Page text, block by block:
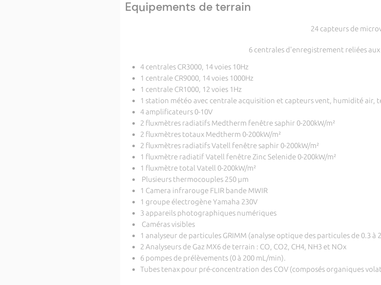
Equipements de terrain
24 capteurs de
6 centrales d'enregistrement reliées
4 centrales CR3000, 14 voies 10Hz
1 centrale CR9000, 14 voies 1000Hz
1 centrale CR1000, 12 voies 1Hz
1 station météo avec centrale acquisition et capteurs vent, humidité
4 amplificateurs 0-10V
2 fluxmètres radiatifs Medtherm fenêtre saphir 0-200kW/m²
2 fluxmètres totaux Medtherm 0-200kW/m²
2 fluxmètres radiatifs Vatell fenêtre saphir 0-200kW/m²
1 fluxmètre radiatif Vatell fenêtre Zinc Selenide 0-200kW/m²
1 fluxmètre total Vatell 0-200kW/m²
Plusieurs thermocouples 250 µm
1 Camera infrarouge FLIR bande MWIR
1 groupe électrogène Yamaha 230V
3 appareils photographiques numériques
Caméras visibles
1 analyseur de particules GRIMM (analyse optique des particules de 0.3 à
2 Analyseurs de Gaz MX6 de terrain : CO, CO2, CH4, NH3 et NOx
6 pompes de prélèvements (0 à 200 mL/min).
Tubes tenax pour pré-concentration des COV (composés organiques